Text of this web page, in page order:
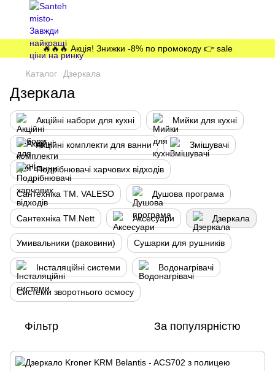
🔥🔥🔥 Акція! Знижки -8% по промокоду 👉 sale
Каталог Дзеркала
Дзеркала
Акційні набори для кухні Мийки для кухні
Акційні комплекти для ванни Змішувачі
Подрібнювачі харчових відходів
Сантехніка ТМ. VALESO Душова програма
Сантехніка ТМ.Nett Аксесуари Дзеркала
Умивальники (раковини) Сушарки для рушників
Інсталяційні системи Водонагрівачі
Системи зворотнього осмосу
Фільтр За популярністю